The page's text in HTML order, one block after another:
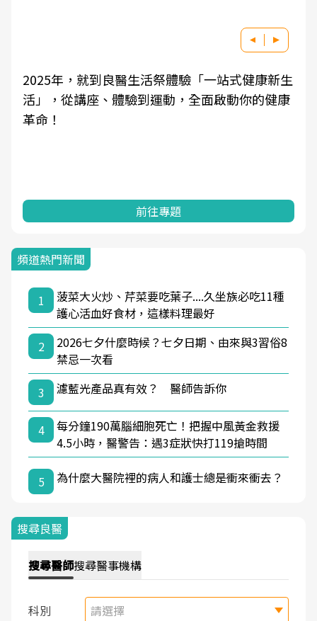
驗「一站式健康新生
，全面啟動你的健康
良醫健康網從「換季的身體
學觀點與日常感受的對話，
頻道熱門新聞
1
菠菜大火炒、芹菜要吃葉子....久坐族必吃11種
護心活血好食材，這樣料理最好
2
2026七夕什麼時候？七夕日期、由來與3習俗8
禁忌一次看
3
濾藍光產品真有效？ 醫師告訴你
4
每分鐘190萬腦細胞死亡！把握中風黃金救援
4.5小時，醫警告：遇3症狀快打119搶時間
5 為什麼大醫院裡的病人和護士總是衝來衝去？
搜尋良醫
搜尋醫師搜尋醫事機構
科別 請選擇